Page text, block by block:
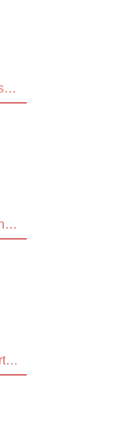
California Roomies – Sunset Kisses
California Roomies – Uncharted Passion
California Roomies – Hearts on Fire